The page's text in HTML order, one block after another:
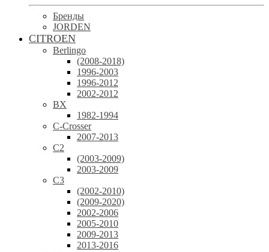
Бренды
JORDEN
CITROEN
Berlingo
(2008-2018)
1996-2003
1996-2012
2002-2012
BX
1982-1994
C-Crosser
2007-2013
C2
(2003-2009)
2003-2009
C3
(2002-2010)
(2009-2020)
2002-2006
2005-2010
2009-2013
2013-2016